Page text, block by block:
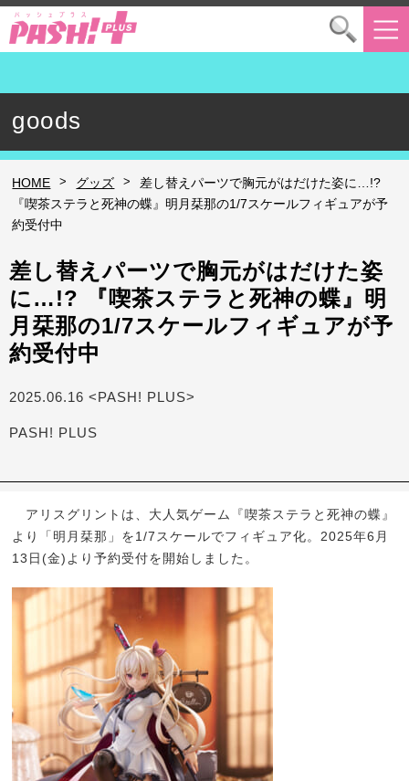
goods
HOME > グッズ >
差し替えパーツで胸元がはだけた姿に…!?
『喫茶ステラと死神の蝶』明月栞那の1/7スケールフィギュアが予
約受付中
差し替えパーツで胸元がはだけた姿
に…!? 『喫茶ステラと死神の蝶』明
月栞那の1/7スケールフィギュアが予
約受付中
2025.06.16 <PASH! PLUS>
PASH! PLUS
アリスグリントは、大人気ゲーム『喫茶ステラと死神の蝶』
より「明月栞那」を1/7スケールでフィギュア化。2025年6月
13日(金)より予約受付を開始しました。